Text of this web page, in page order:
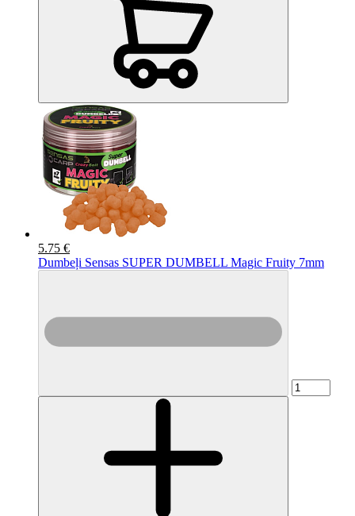
5.75 €
Dumbeļi Sensas SUPER DUMBELL Magic Fruity 7mm